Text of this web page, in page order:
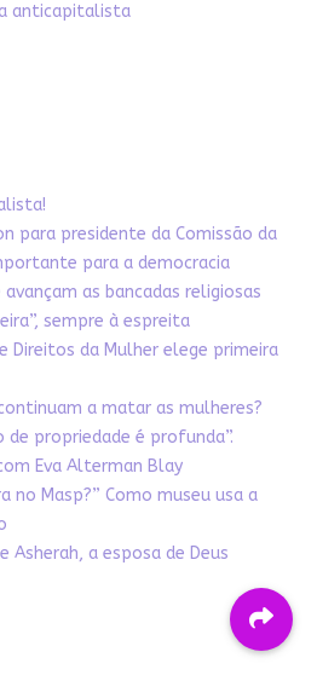
anticapitalista
para presidente da Comissão da
para a democracia
avançam as bancadas religiosas
sempre à espreita
Direitos da Mulher elege primeira
a matar as mulheres?
de propriedade é profunda”.
Eva Alterman Blay
no Masp?” Como museu usa a
Asherah, a esposa de Deus